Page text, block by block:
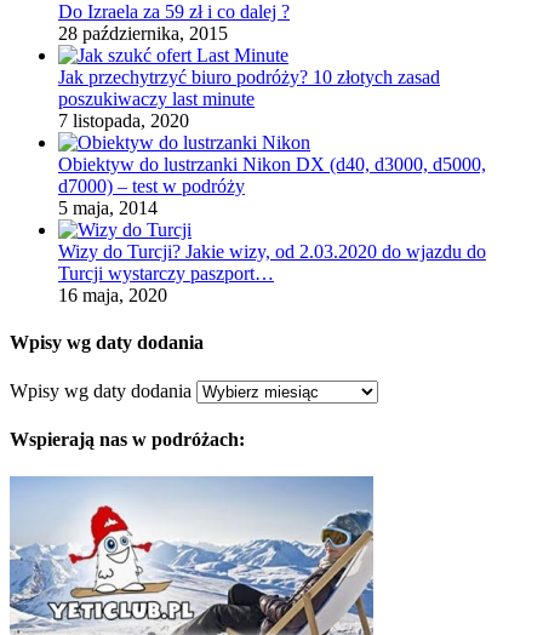
Do Izraela za 59 zł i co dalej ?
28 października, 2015
Jak przechytrzyć biuro podróży? 10 złotych zasad
poszukiwaczy last minute
7 listopada, 2020
Obiektyw do lustrzanki Nikon DX (d40, d3000, d5000,
d7000) – test w podróży
5 maja, 2014
Wizy do Turcji? Jakie wizy, od 2.03.2020 do wjazdu do
Turcji wystarczy paszport…
16 maja, 2020
Wpisy wg daty dodania
Wpisy wg daty dodania
Wspierają nas w podróżach: